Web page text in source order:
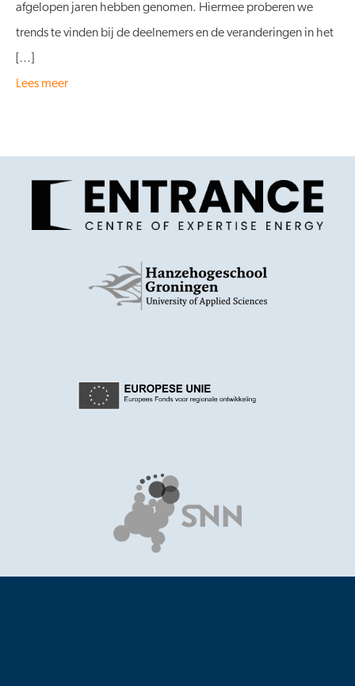
afgelopen jaren hebben genomen. Hiermee proberen we
trends te vinden bij de deelnemers en de veranderingen in het
[…]
Lees meer